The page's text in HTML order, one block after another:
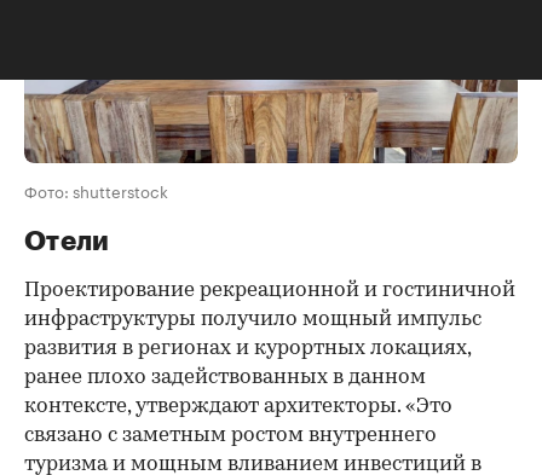
Фото: shutterstock
Отели
Проектирование рекреационной и гостиничной
инфраструктуры получило мощный импульс
развития в регионах и курортных локациях,
ранее плохо задействованных в данном
контексте, утверждают архитекторы. «Это
связано с заметным ростом внутреннего
туризма и мощным вливанием инвестиций в